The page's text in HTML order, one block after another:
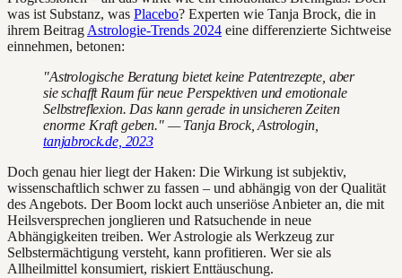
was ist Substanz, was Placebo? Experten wie Tanja Brock, die in
ihrem Beitrag Astrologie-Trends 2024 eine differenzierte Sichtweise
einnehmen, betonen:
"Astrologische Beratung bietet keine Patentrezepte, aber
sie schafft Raum für neue Perspektiven und emotionale
Selbstreflexion. Das kann gerade in unsicheren Zeiten
enorme Kraft geben." — Tanja Brock, Astrologin,
tanjabrock.de, 2023
Doch genau hier liegt der Haken: Die Wirkung ist subjektiv,
wissenschaftlich schwer zu fassen – und abhängig von der Qualität
des Angebots. Der Boom lockt auch unseriöse Anbieter an, die mit
Heilsversprechen jonglieren und Ratsuchende in neue
Abhängigkeiten treiben. Wer Astrologie als Werkzeug zur
Selbstermächtigung versteht, kann profitieren. Wer sie als
Allheilmittel konsumiert, riskiert Enttäuschung.